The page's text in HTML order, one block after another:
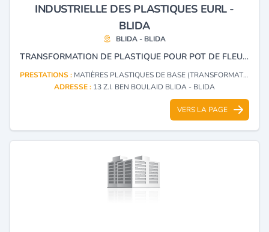
INDUSTRIELLE DES PLASTIQUES EURL -
BLIDA
BLIDA - BLIDA
TRANSFORMATION DE PLASTIQUE POUR POT DE FLEURS ET JARDINAGE
PRESTATIONS : MATIÈRES PLASTIQUES DE BASE (TRANSFORMATION)
ADRESSE : 13 Z.I. BEN BOULAID BLIDA - BLIDA
VERS LA PAGE